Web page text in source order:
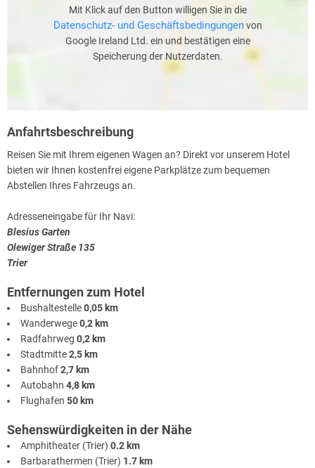
Mit Klick auf den Button willigen Sie in die
Datenschutz- und Geschäftsbedingungenvon
Google Ireland Ltd. ein und bestätigen eine
Speicherung der Nutzerdaten.
Anfahrtsbeschreibung
Reisen Sie mit Ihrem eigenen Wagen an? Direkt vor unserem Hotel
bieten wir Ihnen kostenfrei eigene Parkplätze zum bequemen
Abstellen Ihres Fahrzeugs an.
Adresseneingabe für Ihr Navi:
Blesius Garten
Olewiger Straße 135
Trier
Entfernungen zum Hotel
Bushaltestelle0,05 km
Wanderwege0,2 km
Radfahrweg 0,2 km
Stadtmitte2,5 km
Bahnhof2,7 km
Autobahn 4,8 km
Flughafen 50 km
Sehenswürdigkeiten in der Nähe
Amphitheater (Trier) 0.2 km
Barbarathermen (Trier) 1.7 km